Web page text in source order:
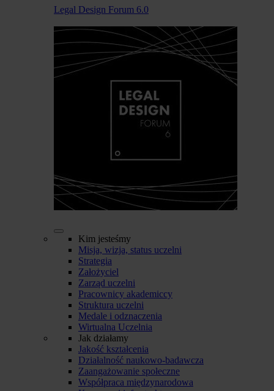
Legal Design Forum 6.0
Kim jesteśmy
Misja, wizja, status uczelni
Strategia
Założyciel
Zarząd uczelni
Pracownicy akademiccy
Struktura uczelni
Medale i odznaczenia
Wirtualna Uczelnia
Jak działamy
Jakość kształcenia
Działalność naukowo-badawcza
Zaangażowanie społeczne
Współpraca międzynarodowa